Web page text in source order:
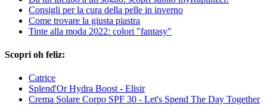
Consigli per la cura della pelle in inverno
Come trovare la giusta piastra
Tinte alla moda 2022: colori "fantasy"
Scopri oh feliz:
Catrice
Splend'Or Hydra Boost - Elisir
Crema Solare Corpo SPF 30 - Let's Spend The Day Together